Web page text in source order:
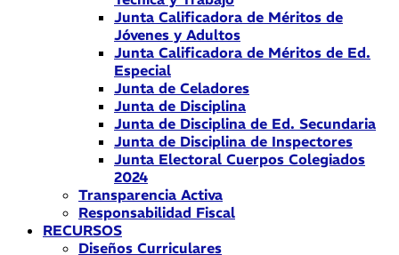
Junta Calificadora de Méritos de
Jóvenes y Adultos
Junta Calificadora de Méritos de Ed.
Especial
Junta de Celadores
Junta de Disciplina
Junta de Disciplina de Ed. Secundaria
Junta de Disciplina de Inspectores
Junta Electoral Cuerpos Colegiados
2024
Transparencia Activa
Responsabilidad Fiscal
RECURSOS
Diseños Curriculares